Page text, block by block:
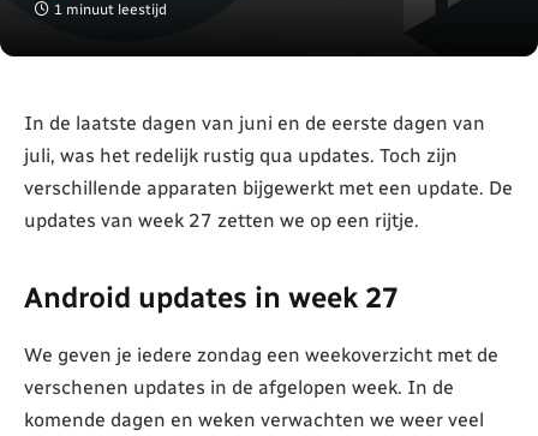
1 minuut leestijd
In de laatste dagen van juni en de eerste dagen van
juli, was het redelijk rustig qua updates. Toch zijn
verschillende apparaten bijgewerkt met een update. De
updates van week 27 zetten we op een rijtje.
Android updates in week 27
We geven je iedere zondag een weekoverzicht met de
verschenen updates in de afgelopen week. In de
komende dagen en weken verwachten we weer veel